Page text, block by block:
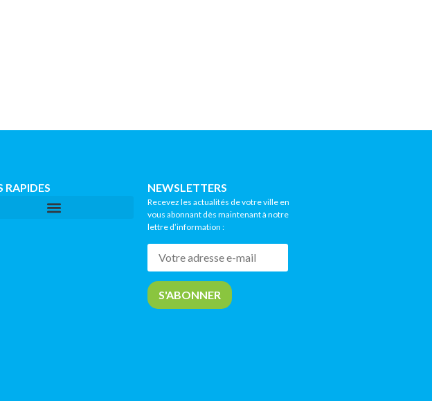
RAPIDES NEWSLETTERS
Recevez les actualités de votre ville en
vous abonnant dès maintenant à notre
lettre d’information :